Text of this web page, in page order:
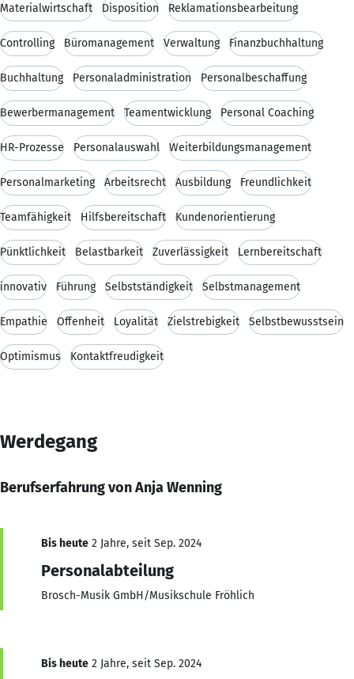
Materialwirtschaft Disposition Reklamationsbearbeitung
Controlling Büromanagement Verwaltung Finanzbuchhaltung
Buchhaltung Personaladministration Personalbeschaffung
Bewerbermanagement Teamentwicklung Personal Coaching
HR-Prozesse Personalauswahl Weiterbildungsmanagement
Personalmarketing Arbeitsrecht Ausbildung Freundlichkeit
Teamfähigkeit Hilfsbereitschaft Kundenorientierung
Pünktlichkeit Belastbarkeit Zuverlässigkeit Lernbereitschaft
innovativ Führung Selbstständigkeit Selbstmanagement
Empathie Offenheit Loyalität Zielstrebigkeit Selbstbewusstsein
Optimismus Kontaktfreudigkeit
Werdegang
Berufserfahrung von Anja Wenning
Bis heute 2 Jahre, seit Sep. 2024
Personalabteilung
Brosch-Musik GmbH/Musikschule Fröhlich
Bis heute 2 Jahre, seit Sep. 2024